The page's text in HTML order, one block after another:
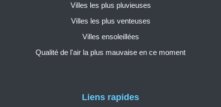
Liens rapides
Villes les plus pluvieuses
Villes les plus venteuses
Villes ensoleillées
Qualité de l'air la plus mauvaise en ce moment